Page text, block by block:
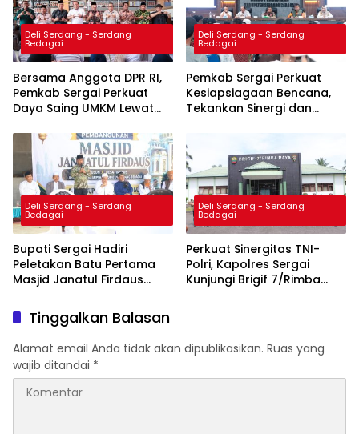
Deli Serdang - Serdang
Bedagai
Bersama Anggota DPR RI,
Pemkab Sergai Perkuat
Daya Saing UMKM Lewat
Halal
Deli Serdang - Serdang
Bedagai
Pemkab Sergai Perkuat
Kesiapsiagaan Bencana,
Tekankan Sinergi dan
Deli Serdang - Serdang
Bedagai
Bupati Sergai Hadiri
Peletakan Batu Pertama
Masjid Janatul Firdaus
Deli Serdang - Serdang
Bedagai
Perkuat Sinergitas TNI-
Polri, Kapolres Sergai
Kunjungi Brigif 7/Rimba
Tinggalkan Balasan
Alamat email Anda tidak akan dipublikasikan. Ruas yang
wajib ditandai *